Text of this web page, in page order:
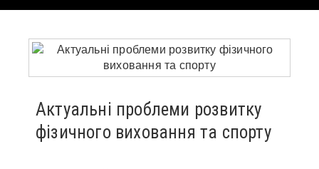
Актуальні проблеми розвитку
фізичного виховання та спорту